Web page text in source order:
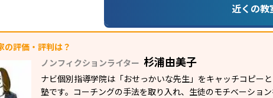
近くの教
の評価・評判は？
ノンフィクションライター 杉浦由美子
ナビ個別指導学院は「おせっかいな先生」をキャッチコピー
塾です。コーチングの手法を取り入れ、生徒のモチベーショ